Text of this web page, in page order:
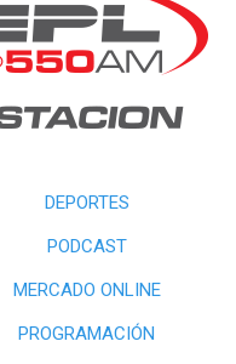
DEPORTES
PODCAST
MERCADO ONLINE
PROGRAMACIÓN